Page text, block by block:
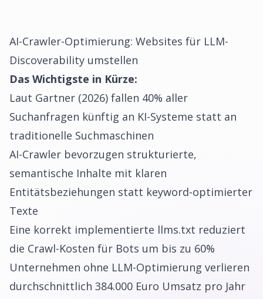
AI-Crawler-Optimierung: Websites für LLM-
Discoverability umstellen
Das Wichtigste in Kürze:
Laut Gartner (2026) fallen 40% aller
Suchanfragen künftig an KI-Systeme statt an
traditionelle Suchmaschinen
AI-Crawler bevorzugen strukturierte,
semantische Inhalte mit klaren
Entitätsbeziehungen statt keyword-optimierter
Texte
Eine korrekt implementierte llms.txt reduziert
die Crawl-Kosten für Bots um bis zu 60%
Unternehmen ohne LLM-Optimierung verlieren
durchschnittlich 384.000 Euro Umsatz pro Jahr